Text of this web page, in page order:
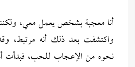
أنا معجبة بشخص يعمل معي،
واكتشفت بعد ذلك أنه مرتبط،
نحوه من الإعجاب للحب، فبدأت